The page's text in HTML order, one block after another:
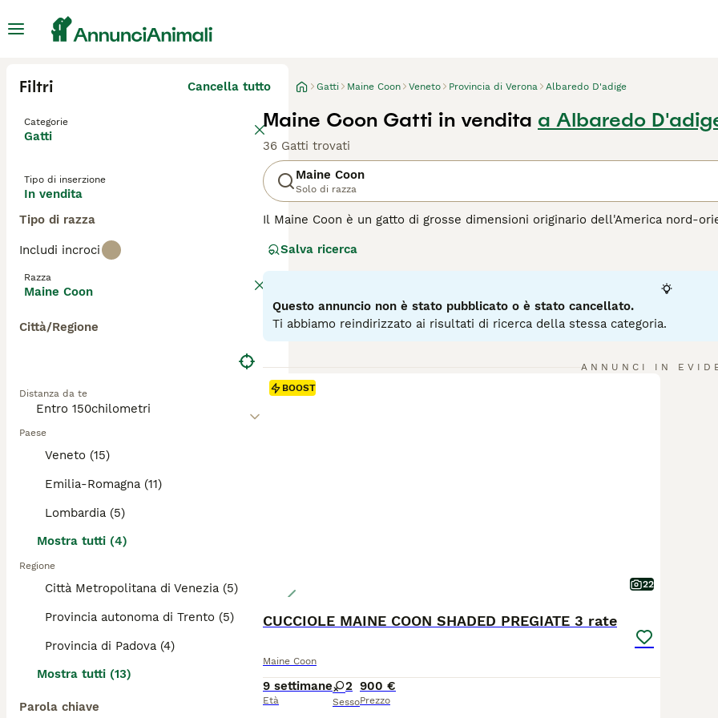
Filtri Cancella tutto
Categorie
Gatti
Tipo di inserzione
In vendita
Tipo di razza
Includi incroci
Razza
Maine Coon
Città/Regione
Distanza da te
Paese
Veneto (15)
Emilia-Romagna (11)
Lombardia (5)
Mostra tutti (4)
Regione
Città Metropolitana di Venezia (5)
Provincia autonoma di Trento (5)
Provincia di Padova (4)
Mostra tutti (13)
Parola chiave
Gatti Maine Coon Veneto Provincia di Verona Albaredo D'adige
Maine Coon Gatti in vendita a Albaredo
36 Gatti trovati
Maine Coon
Solo di razza
Il Maine Coon è un gatto di grosse dimensioni originario dell'America nord-
all'aspetto affascinante e alla sua natura affettuosa e fedele, lo rende un
per informazioni su questa
Salva ricerca
Questo annuncio non è stato pubblicato o è stato cancellato.
Ti abbiamo reindirizzato ai risultati di ricerca della stessa categoria.
ANNUNCI IN
BOOST
22
CUCCIOLE MAINE COON SHADED PREGIATE 3 rate
Maine Coon
9 settimane
Età
2
Sesso
900 €
Prezzo